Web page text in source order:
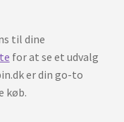
til dine
for at se et udvalg
er din go-to
køb.